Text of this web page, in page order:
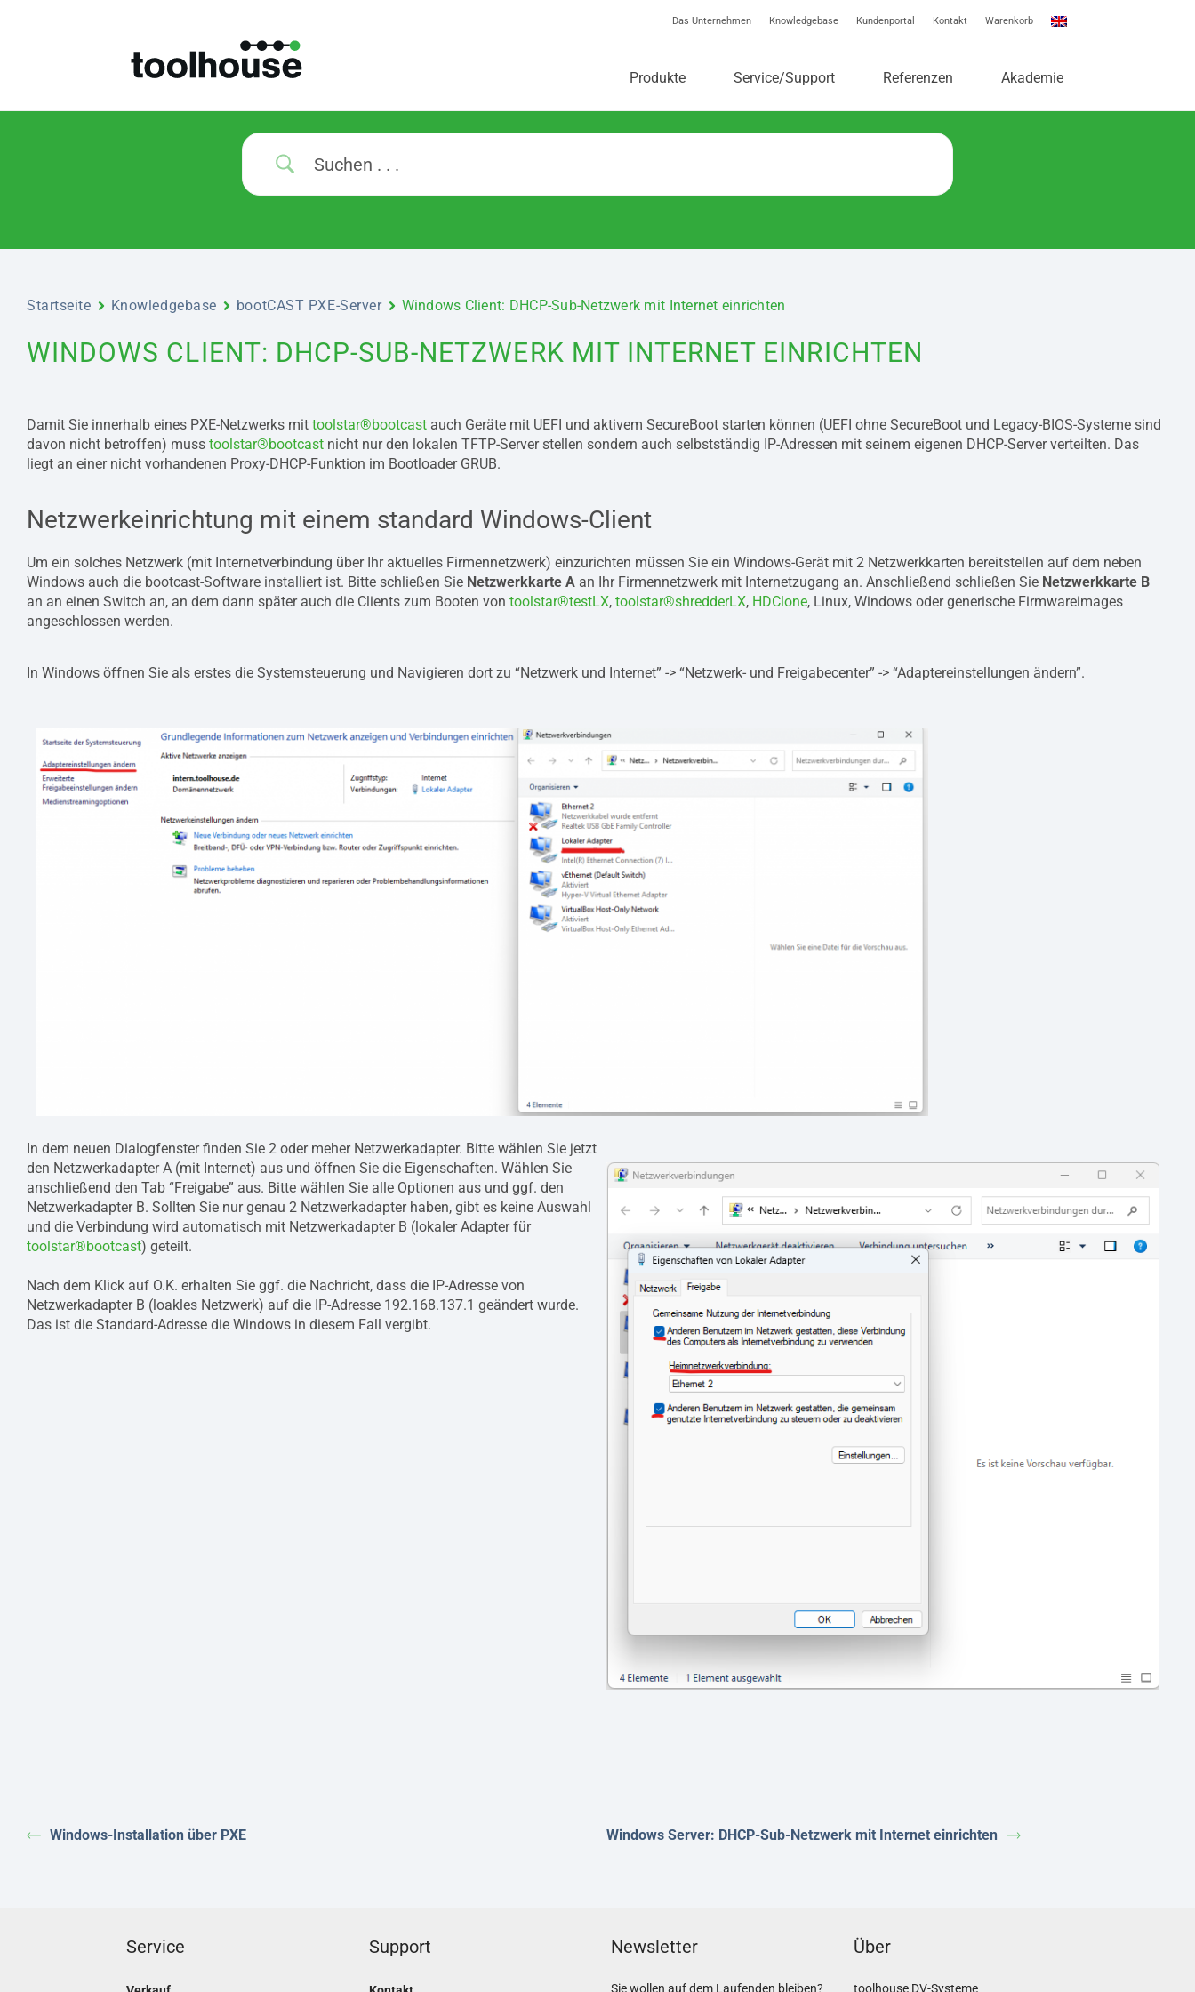
Das Unternehmen Knowledgebase Kundenportal Kontakt Warenkorb
Produkte Service/Support Referenzen Akademie
toolstar®-Knowledgebase
Startseite Knowledgebase bootCAST PXE-Server Windows Client: DHCP-Sub-Netzwerk mit Internet einrichten
WINDOWS CLIENT: DHCP-SUB-NETZWERK MIT INTERNET EINRICHTEN
Damit Sie innerhalb eines PXE-Netzwerks mit toolstar®bootcast auch Geräte mit UEFI und aktivem SecureBoot starten können (UEFI ohne SecureBoot und Legacy-BIOS-Systeme sind
davon nicht betroffen) muss toolstar®bootcast nicht nur den lokalen TFTP-Server stellen sondern auch selbstständig IP-Adressen mit seinem eigenen DHCP-Server verteilten. Das
liegt an einer nicht vorhandenen Proxy-DHCP-Funktion im Bootloader GRUB.
Netzwerkeinrichtung mit einem standard Windows-Client
Um ein solches Netzwerk (mit Internetverbindung über Ihr aktuelles Firmennetzwerk) einzurichten müssen Sie ein Windows-Gerät mit 2 Netzwerkkarten bereitstellen auf dem neben
Windows auch die bootcast-Software installiert ist. Bitte schließen Sie Netzwerkkarte A an Ihr Firmennetzwerk mit Internetzugang an. Anschließend schließen Sie Netzwerkkarte B
an an einen Switch an, an dem dann später auch die Clients zum Booten von toolstar®testLX, toolstar®shredderLX, HDClone, Linux, Windows oder generische Firmwareimages
angeschlossen werden.
In Windows öffnen Sie als erstes die Systemsteuerung und Navigieren dort zu “Netzwerk und Internet” -> “Netzwerk- und Freigabecenter” -> “Adaptereinstellungen ändern”.
In dem neuen Dialogfenster finden Sie 2 oder meher Netzwerkadapter. Bitte wählen Sie jetzt
den Netzwerkadapter A (mit Internet) aus und öffnen Sie die Eigenschaften. Wählen Sie
anschließend den Tab “Freigabe” aus. Bitte wählen Sie alle Optionen aus und ggf. den
Netzwerkadapter B. Sollten Sie nur genau 2 Netzwerkadapter haben, gibt es keine Auswahl
und die Verbindung wird automatisch mit Netzwerkadapter B (lokaler Adapter für
toolstar®bootcast) geteilt.
Nach dem Klick auf O.K. erhalten Sie ggf. die Nachricht, dass die IP-Adresse von
Netzwerkadapter B (loakles Netzwerk) auf die IP-Adresse 192.168.137.1 geändert wurde.
Das ist die Standard-Adresse die Windows in diesem Fall vergibt.
Windows-Installation über PXE Windows Server: DHCP-Sub-Netzwerk mit Internet einrichten
Service Support Newsletter
Sie wollen auf dem Laufenden bleiben?
Über